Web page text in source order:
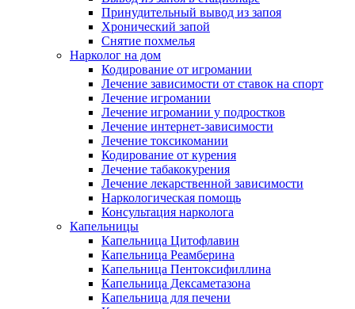
Принудительный вывод из запоя
Хронический запой
Снятие похмелья
Нарколог на дом
Кодирование от игромании
Лечение зависимости от ставок на спорт
Лечение игромании
Лечение игромании у подростков
Лечение интернет-зависимости
Лечение токсикомании
Кодирование от курения
Лечение табакокурения
Лечение лекарственной зависимости
Наркологическая помощь
Консультация нарколога
Капельницы
Капельница Цитофлавин
Капельница Реамберина
Капельница Пентоксифиллина
Капельница Дексаметазона
Капельница для печени